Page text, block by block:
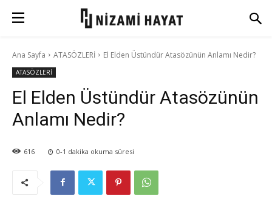
Ana Sayfa ATASÖZLERİ El Elden Üstündür Atasözünün Anlamı Nedir?
ATASÖZLERİ
El Elden Üstündür Atasözünün
Anlamı Nedir?
616 0-1 dakika okuma süresi